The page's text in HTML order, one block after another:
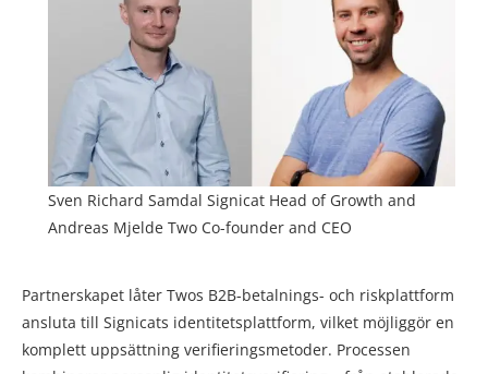
Sven Richard Samdal Signicat Head of Growth and
Andreas Mjelde Two Co-founder and CEO
Partnerskapet låter Twos B2B-betalnings- och riskplattform
ansluta till Signicats identitetsplattform, vilket möjliggör en
komplett uppsättning verifieringsmetoder. Processen